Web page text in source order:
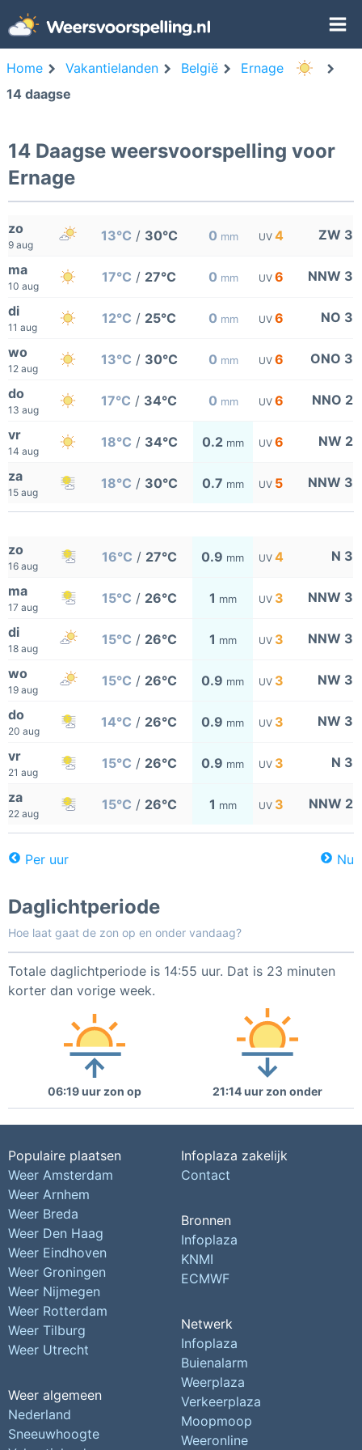
Home Vakantielanden België
Ernage
14 daagse
14 Daagse weersvoorspelling voor
Ernage
zo
9 aug
13°C / 30°C 0 mm UV 4 ZW 3
ma
10 aug
17°C / 27°C 0 mm UV 6 NNW 3
di
11 aug
12°C / 25°C 0 mm UV 6 NO 3
wo
12 aug
13°C / 30°C 0 mm UV 6 ONO 3
do
13 aug
17°C / 34°C 0 mm UV 6 NNO 2
vr
14 aug
18°C / 34°C 0.2 mm UV 6 NW 2
za
15 aug
18°C / 30°C 0.7 mm UV 5 NNW 3
zo
16 aug
16°C / 27°C 0.9 mm UV 4 N 3
ma
17 aug
15°C / 26°C 1 mm UV 3 NNW 3
di
18 aug
15°C / 26°C 1 mm UV 3 NNW 3
wo
19 aug
15°C / 26°C 0.9 mm UV 3 NW 3
do
20 aug
14°C / 26°C 0.9 mm UV 3 NW 3
vr
21 aug
15°C / 26°C 0.9 mm UV 3 N 3
za
22 aug
15°C / 26°C 1 mm UV 3 NNW 2
Per uur Nu
Daglichtperiode
Hoe laat gaat de zon op en onder vandaag?
Totale daglichtperiode is 14:55 uur. Dat is 23 minuten
korter dan vorige week.
06:19 uur zon op 21:14 uur zon onder
Populaire plaatsen
Weer Amsterdam
Weer Arnhem
Weer Breda
Weer Den Haag
Weer Eindhoven
Weer Groningen
Weer Nijmegen
Weer Rotterdam
Weer Tilburg
Weer Utrecht
Weer algemeen
Nederland
Sneeuwhoogte
Infoplaza zakelijk
Contact
Bronnen
Infoplaza
KNMI
ECMWF
Netwerk
Infoplaza
Buienalarm
Weerplaza
Verkeerplaza
Moopmoop
Weeronline